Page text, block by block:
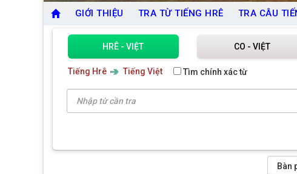
GIỚI THIỆU TRA TỪ TIẾNG HRÊ TRA CÂU
HRÊ - VIỆT CO - VIỆT
Tiếng Hrê Tiếng Việt Tìm chính xác từ
Bàn